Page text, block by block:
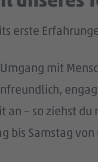
erste
mit
an – so ziehst
bis Samstag